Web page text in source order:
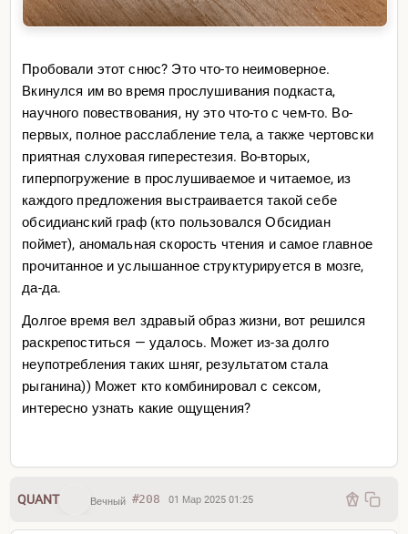
Пробовали этот снюс? Это что-то неимоверное.
Вкинулся им во время прослушивания подкаста,
научного повествования, ну это что-то с чем-то. Во-
первых, полное расслабление тела, а также чертовски
приятная слуховая гиперестезия. Во-вторых,
гиперпогружение в прослушиваемое и читаемое, из
каждого предложения выстраивается такой себе
обсидианский граф (кто пользовался Обсидиан
поймет), аномальная скорость чтения и самое главное
прочитанное и услышанное структурируется в мозге,
да-да.
Долгое время вел здравый образ жизни, вот решился
раскрепоститься — удалось. Может из-за долго
неупотребления таких шняг, результатом стала
рыганина)) Может кто комбинировал с сексом,
интересно узнать какие ощущения?
QUANT Вечный #208 01 Мар 2025 01:25